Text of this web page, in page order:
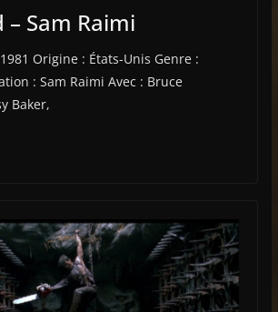
– Sam Raimi
Origine : États-Unis Genre :
: Sam Raimi Avec : Bruce
Baker,